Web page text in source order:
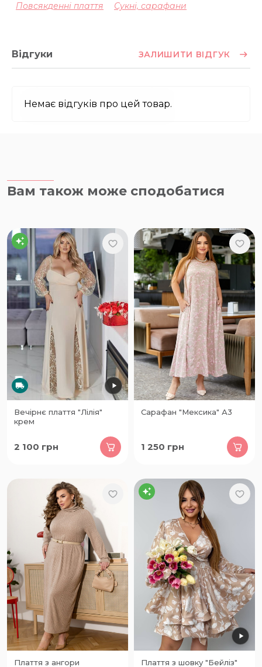
Повсякденні плаття
Сукні, сарафани
Відгуки ЗАЛИШИТИ ВІДГУК
Немає відгуків про цей товар.
Вам також може сподобатися
Вечірнє плаття "Лілія"
крем
2 100 грн
Сарафан "Мексика" А3
1 250 грн
Плаття з ангори Плаття з шовку "Бейліз"